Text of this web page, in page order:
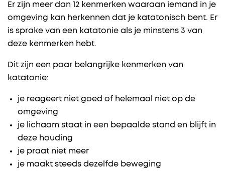
Er zijn meer dan 12 kenmerken waaraan iemand in je
omgeving kan herkennen dat je katatonisch bent. Er
is sprake van een katatonie als je minstens 3 van
deze kenmerken hebt.
Dit zijn een paar belangrijke kenmerken van
katatonie:
je reageert niet goed of helemaal niet op de
omgeving
je lichaam staat in een bepaalde stand en blijft in
deze houding
je praat niet meer
je maakt steeds dezelfde beweging